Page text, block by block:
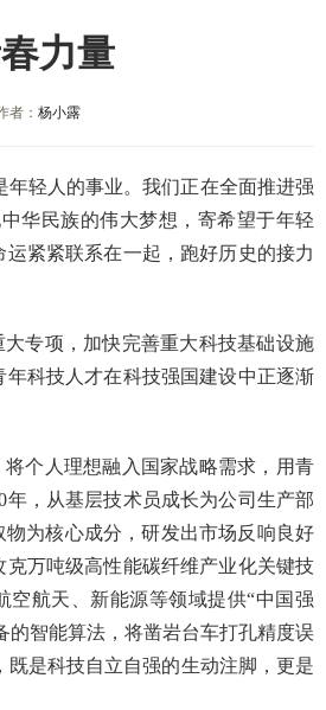
力量
者： 杨小露
轻人的事业。我们正在全面推进强
华民族的伟大梦想，寄希望于年轻
紧紧联系在一起，跑好历史的接力
专项，加快完善重大科技基础设施
科技人才在科技强国建设中正逐渐
个人理想融入国家战略需求，用青
，从基层技术员成长为公司生产部
为核心成分，研发出市场反响良好
万吨级高性能碳纤维产业化关键技
空航天、新能源等领域提供“中国强
的智能算法，将凿岩台车打孔精度误
是科技自立自强的生动注脚，更是